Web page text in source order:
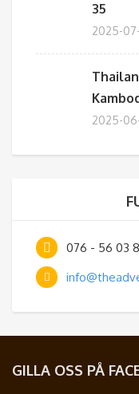
35
2025-
2025-
076 - 56 03
GILLA OSS PÅ